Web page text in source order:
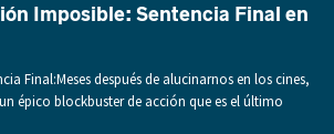
Imposible: Sentencia Final en
Final:Meses después de alucinarnos en los cines,
épico blockbuster de acción que es el último